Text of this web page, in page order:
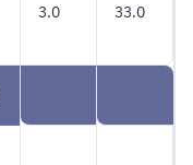
3.0 33.0